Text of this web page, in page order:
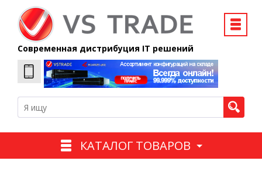
Современная дистрибуция IT решений
КАТАЛОГ ТОВАРОВ